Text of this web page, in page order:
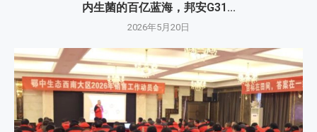
内生菌的百亿蓝海，邦安G31...
2026年5月20日